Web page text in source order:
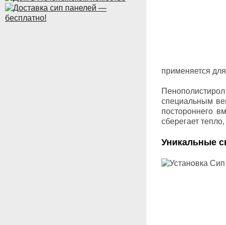
применяется
специальным
постороннего
сберегает
Уникальные